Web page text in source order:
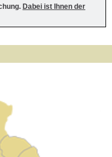
Dabei ist Ihnen der